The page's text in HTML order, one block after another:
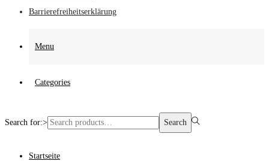
Barrierefreiheitserklärung
Menu
Categories
Search for:> Search
Startseite